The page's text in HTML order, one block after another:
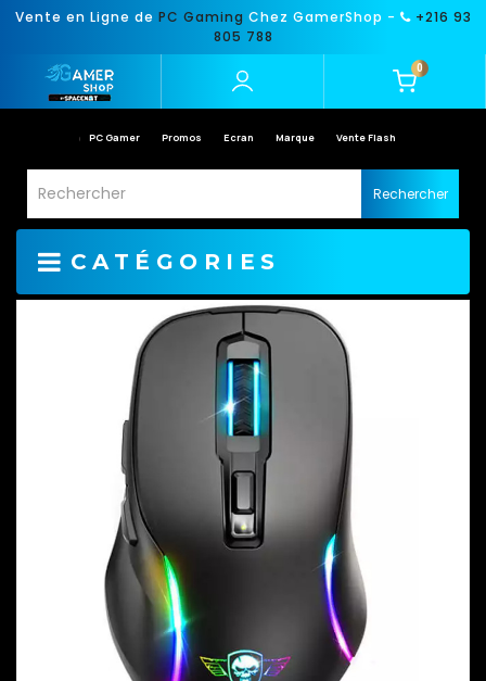
Vente en Ligne de PC Gaming Chez GamerShop -
+216 93
805 788
0
PC Gamer Promos Ecran Marque Vente Flash
Rechercher
CATÉGORIES